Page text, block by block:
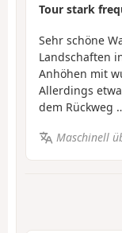
Tour stark
Sehr schöne
Landschaften
Anhöhen mit
Allerdings
dem Rückweg
Maschinell